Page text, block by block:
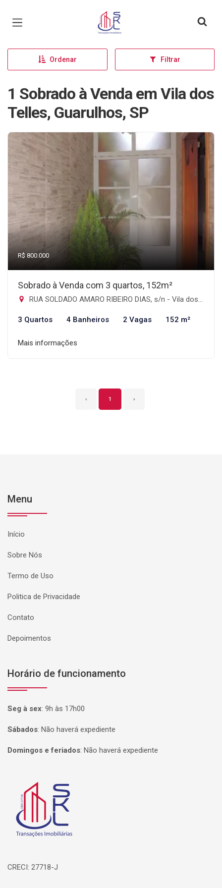
Página inicial
Ordenar Filtrar
1 Sobrado à Venda em Vila dos
Telles, Guarulhos, SP
R$ 800.000
Sobrado à Venda com 3 quartos, 152m²
RUA SOLDADO AMARO RIBEIRO DIAS, s/n - Vila dos Telles, Guarulhos-SP
3 Quartos 4 Banheiros 2 Vagas 152 m²
Mais informações
‹ 1 ›
Menu
Início
Sobre Nós
Termo de Uso
Politica de Privacidade
Contato
Depoimentos
Horário de funcionamento
Seg à sex: 9h às 17h00
Sábados: Não haverá expediente
Domingos e feriados: Não haverá expediente
Página inicial
CRECI: 27718-J